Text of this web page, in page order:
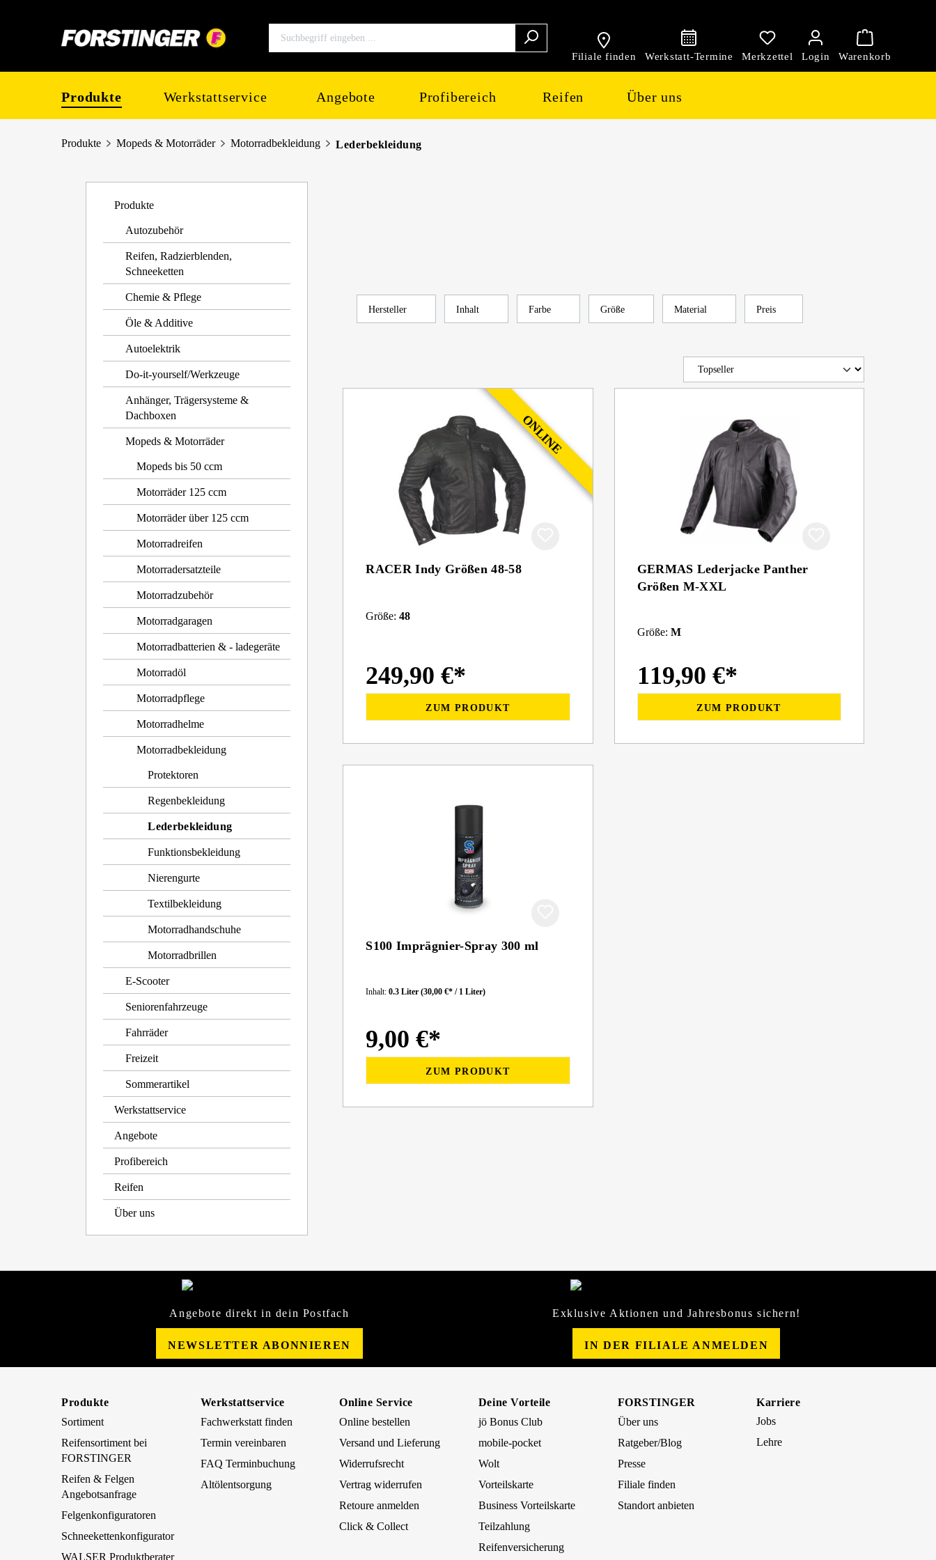
Filiale finden
Produkte Werkstattservice Angebote Profibereich Reifen Über uns
Produkte Mopeds & Motorräder Motorradbekleidung Lederbekleidung
Produkte
Autozubehör
Reifen, Radzierblenden,
Schneeketten
Chemie & Pflege
Öle & Additive
Autoelektrik
Do-it-yourself/Werkzeuge
Anhänger, Trägersysteme &
Dachboxen
Mopeds & Motorräder
Mopeds bis 50 ccm
Motorräder 125 ccm
Motorräder über 125 ccm
Motorradreifen
Motorradersatzteile
Motorradzubehör
Motorradgaragen
Motorradbatterien & - ladegeräte
Motorradöl
Motorradpflege
Motorradhelme
Motorradbekleidung
Protektoren
Regenbekleidung
Lederbekleidung
Funktionsbekleidung
Nierengurte
Textilbekleidung
Motorradhandschuhe
Motorradbrillen
E-Scooter
Seniorenfahrzeuge
Fahrräder
Freizeit
Sommerartikel
Werkstattservice
Angebote
Profibereich
Reifen
Über uns
Hersteller Inhalt Farbe Größe Material Preis
RACER Indy Größen 48-58
Größe:48
249,90 €*
ZUM PRODUKT
GERMAS Lederjacke Panther
Größen M-XXL
Größe: M
119,90 €*
ZUM PRODUKT
S100 Imprägnier-Spray 300 ml
Inhalt:0.3 Liter(30,00 €* / 1 Liter)
9,00 €*
ZUM PRODUKT
Angebote direkt in dein Postfach
NEWSLETTER ABONNIEREN
Exklusive Aktionen und Jahresbonus sichern!
IN DER FILIALE ANMELDEN
Produkte
Sortiment
Reifensortiment bei
FORSTINGER
Reifen & Felgen
Angebotsanfrage
Felgenkonfiguratoren
Schneekettenkonfigurator
WALSER Produktberater
Werkstattservice
Fachwerkstatt finden
Termin vereinbaren
FAQ Terminbuchung
Altölentsorgung
Online Service
Online bestellen
Versand und Lieferung
Widerrufsrecht
Vertrag widerrufen
Retoure anmelden
Click & Collect
Deine Vorteile
jö Bonus Club
mobile-pocket
Wolt
Vorteilskarte
Business Vorteilskarte
Teilzahlung
Reifenversicherung
FORSTINGER
Über uns
Ratgeber/Blog
Presse
Filiale finden
Standort anbieten
Karriere
Jobs
Lehre